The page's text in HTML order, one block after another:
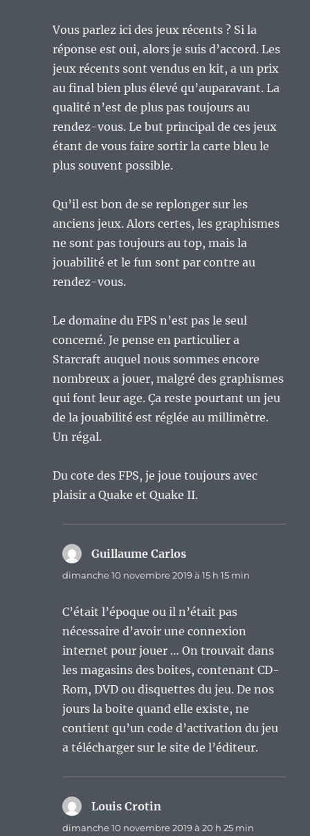
Vous parlez ici des jeux récents ? Si la
réponse est oui, alors je suis d’accord. Les
jeux récents sont vendus en kit, a un prix
au final bien plus élevé qu’auparavant. La
qualité n’est de plus pas toujours au
rendez-vous. Le but principal de ces jeux
étant de vous faire sortir la carte bleu le
plus souvent possible.
Qu’il est bon de se replonger sur les
anciens jeux. Alors certes, les graphismes
ne sont pas toujours au top, mais la
jouabilité et le fun sont par contre au
rendez-vous.
Le domaine du FPS n’est pas le seul
concerné. Je pense en particulier a
Starcraft auquel nous sommes encore
nombreux a jouer, malgré des graphismes
qui font leur age. Ça reste pourtant un jeu
de la jouabilité est réglée au millimètre.
Un régal.
Du cote des FPS, je joue toujours avec
plaisir a Quake et Quake II.
Guillaume Carlos
dimanche 10 novembre 2019 à 15 h 15 min
C’était l’époque ou il n’était pas
nécessaire d’avoir une connexion
internet pour jouer … On trouvait dans
les magasins des boites, contenant CD-
Rom, DVD ou disquettes du jeu. De nos
jours la boite quand elle existe, ne
contient qu’un code d’activation du jeu
a télécharger sur le site de l’éditeur.
Louis Crotin
dimanche 10 novembre 2019 à 20 h 25 min